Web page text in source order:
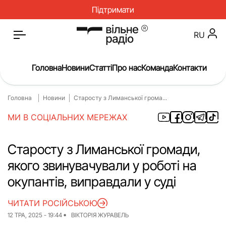
Підтримати
Головна
Новини
Окупація
Про нас
Війна
Гроші
Освіта
Інструкції
Медицина
ЖКГ
RU
ГоловнаНовиниСтаттіПро насКомандаКонтакти
Головна Новини Старосту з Лиманської грома...
МИ В СОЦІАЛЬНИХ МЕРЕЖАХ
Старосту з Лиманської громади,
якого звинувачували у роботі на
окупантів, виправдали у суді
12 ТРА, 2025 - 19:44 ВІКТОРІЯ ЖУРАВЕЛЬ
ЧИТАТИ РОСІЙСЬКОЮ